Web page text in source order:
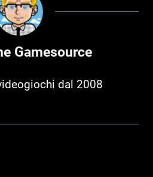
Gamesource
dal 2008